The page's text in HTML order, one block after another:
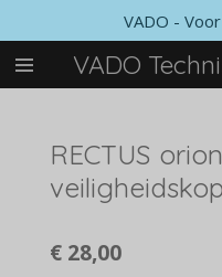
direct
naar
de
VADO
VADO -
RECTUS
€ 28,00